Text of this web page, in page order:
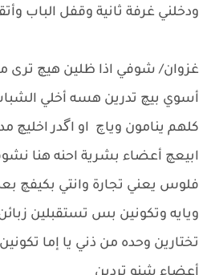
ودخلني غرفة ثانية وقفل الباب
غزوان/ شوفي اذا ظلين هيچ ترى
أسوي بيچ تدرين هسه أخلي
كلهم ينامون وياچ او اگدر اخليچ
ابيعچ أعضاء بشرية احنه هنا
فلوس يعني تجارة وانتي بكيفچ
ويايه وتكونين بس تستقبلين
تختارين وحده من ذني يا إما